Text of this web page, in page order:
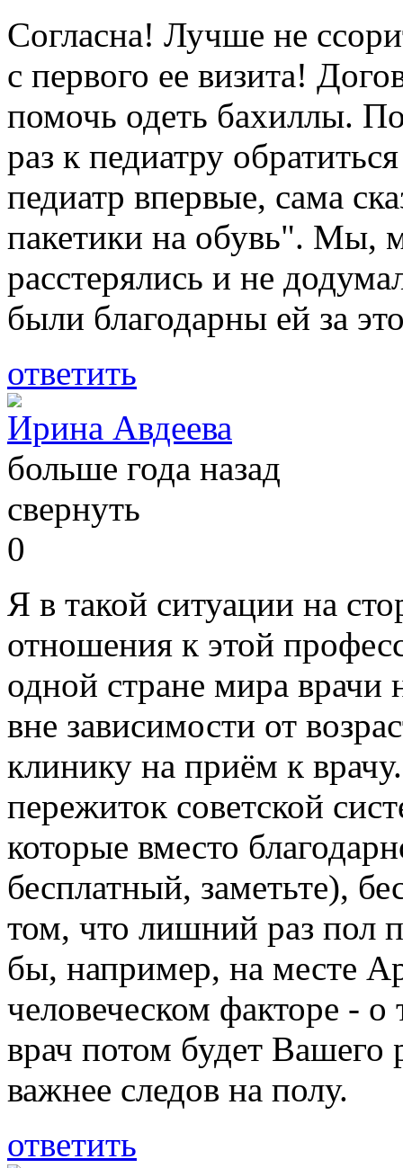
Согласна! Лучше не
с первого ее визита!
помочь одеть бахиллы.
раз к педиатру
педиатр впервые, сама
пакетики на обувь". Мы,
расстерялись и не
были благодарны ей за
ответить
Ирина Авдеева
больше года назад
свернуть
0
Я в такой ситуации на
отношения к этой
одной стране мира врачи
вне зависимости от
клинику на приём к
пережиток советской
которые вместо
бесплатный, заметьте),
том, что лишний раз пол
бы, например, на месте
человеческом факторе -
врач потом будет Вашего
важнее следов на полу.
ответить